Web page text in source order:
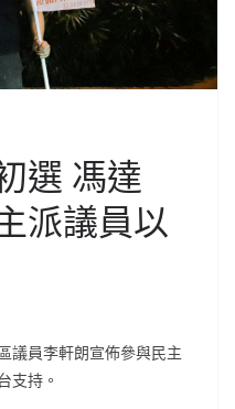
選 馮達
派議員以
議員李軒朗宣佈參與民主
支持。